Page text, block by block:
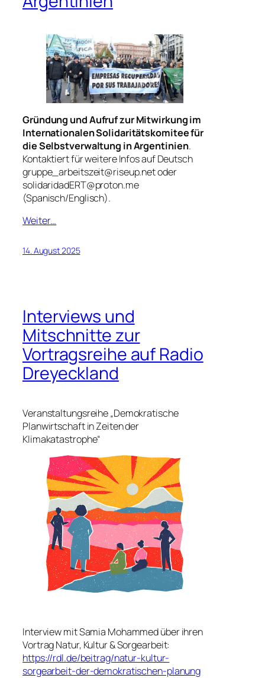
Gründung und Aufruf zur Mitwirkung im
Internationalen Solidaritätskomitee für
die Selbstverwaltung in Argentinien.
Kontaktiert für weitere Infos auf Deutsch
gruppe_arbeitszeit@riseup.net oder
solidaridadERT@proton.me
(Spanisch/Englisch).
Weiter…
14. August 2025
Interviews und
Mitschnitte zur
Vortragsreihe auf Radio
Dreyeckland
Veranstaltungsreihe „Demokratische
Planwirtschaft in Zeiten der
Klimakatastrophe“
Interview mit Samia Mohammed über ihren
Vortrag Natur, Kultur & Sorgearbeit:
https://rdl.de/beitrag/natur-kultur-
sorgearbeit-der-demokratischen-planung